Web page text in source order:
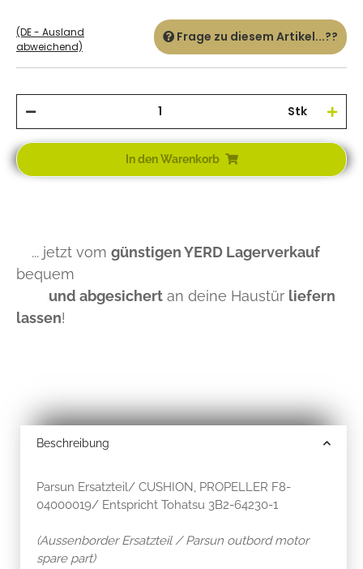
(DE - Ausland
abweichend)
Frage zu diesem Artikel...??
Stk
In den Warenkorb
... jetzt vom günstigen YERD Lagerverkauf
bequem
und abgesichert an deine Haustür liefern
lassen!
Beschreibung
Parsun Ersatzteil/ CUSHION, PROPELLER F8-
04000019/ Entspricht Tohatsu 3B2-64230-1
(Aussenborder Ersatzteil / Parsun outbord motor
spare part)